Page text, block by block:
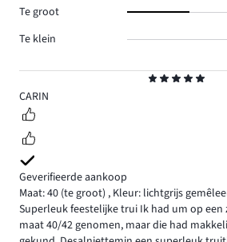
5
CARIN
Geverifieerde aankoop
Maat: 40 (te groot) , Kleur: lichtgrijs
Superleuk feestelijke trui Ik had um op een
maat 40/42 genomen, maar die had
Te groot
Te klein